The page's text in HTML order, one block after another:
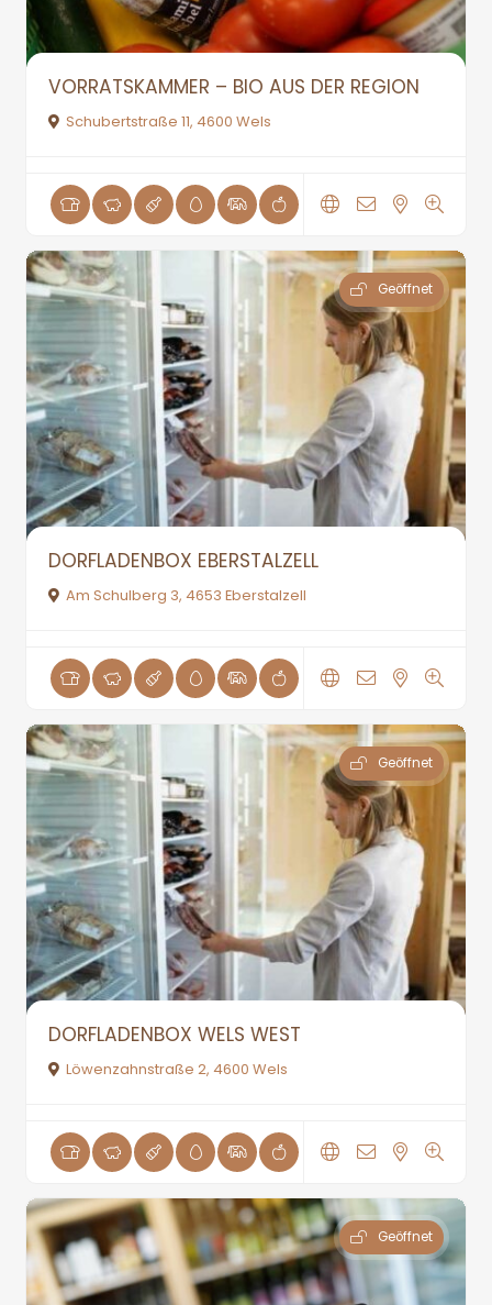
VORRATSKAMMER – BIO AUS DER REGION
Schubertstraße 11, 4600 Wels
Geöffnet
DORFLADENBOX EBERSTALZELL
Am Schulberg 3, 4653 Eberstalzell
Geöffnet
DORFLADENBOX WELS WEST
Löwenzahnstraße 2, 4600 Wels
Geöffnet